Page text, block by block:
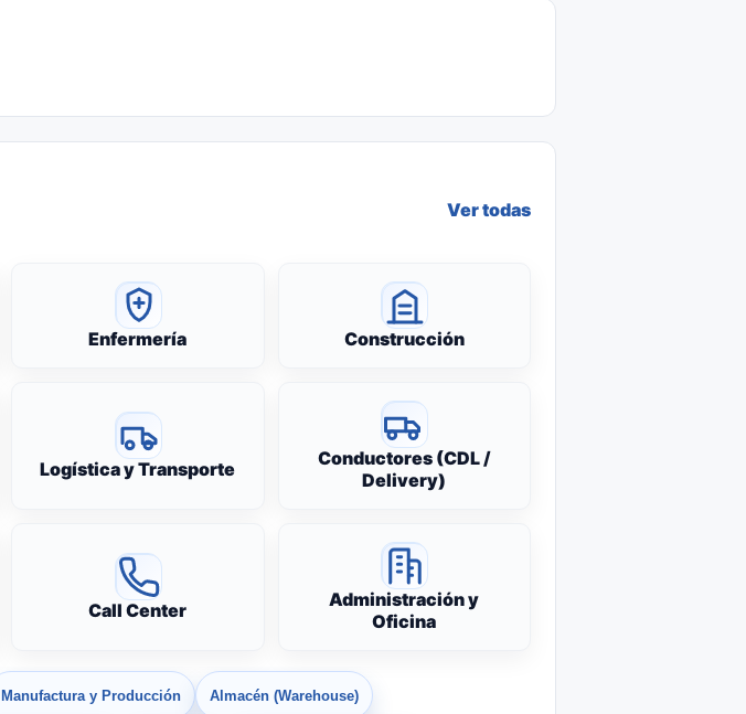
Ver todas
Enfermería Construcción
Logística y Transporte
Conductores (CDL /
Delivery)
Call Center
Administración y
Oficina
Manufactura y Producción Almacén (Warehouse)